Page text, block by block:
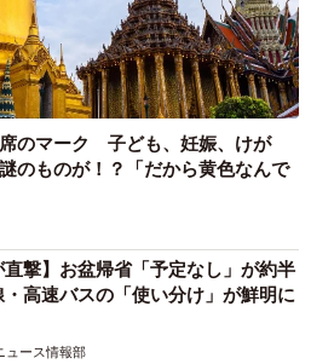
のマーク 子ども、妊娠、けが
ものが！？「だから黄色なんで
直撃】お盆帰省「予定なし」が約半
高速バスの「使い分け」が鮮明に
ュース情報部